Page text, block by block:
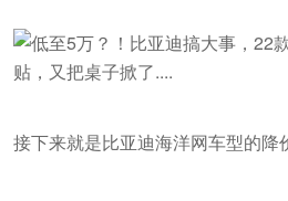
接下来就是比亚迪海洋网车型的降